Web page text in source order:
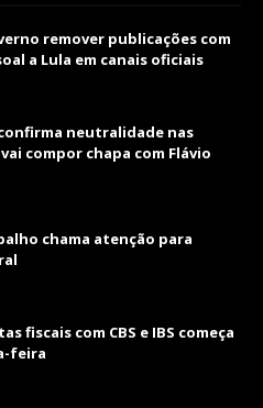
remover publicações com
a Lula em canais oficiais
neutralidade nas
compor chapa com Flávio
chama atenção para
fiscais com CBS e IBS começa
feira